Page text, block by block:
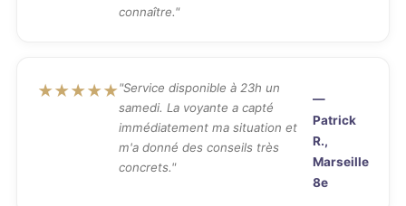
connaître."
★★★★★"Service disponible à 23h un
samedi. La voyante a capté
immédiatement ma situation et
m'a donné des conseils très
concrets."
—
Patrick
R.,
Marseille
8e